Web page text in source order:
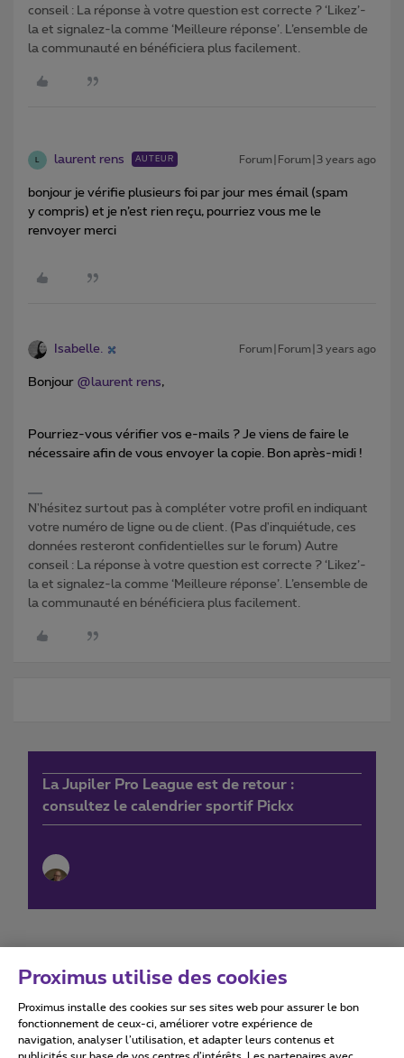
conseil : La réponse à votre question est correcte ? ‘Likez’-
la et signalez-la comme ‘Meilleure réponse’. L’ensemble de
la communauté en bénéficiera plus facilement.
laurent rens AUTEUR Forum|Forum|3 years ago
bonjour je vérifie plusieurs foi par jour mes émail (spam
y compris) et je n’est rien reçu, pourriez vous me le
renvoyer merci
Isabelle. Forum|Forum|3 years ago
Bonjour @laurent rens,
Pourriez-vous vérifier vos e-mails ? Je viens de faire le
nécessaire afin de vous envoyer la copie. Bon après-midi !
N'hésitez surtout pas à compléter votre profil en indiquant
votre numéro de ligne ou de client. (Pas d'inquiétude, ces
données resteront confidentielles sur le forum) Autre
conseil : La réponse à votre question est correcte ? ‘Likez’-
la et signalez-la comme ‘Meilleure réponse’. L’ensemble de
la communauté en bénéficiera plus facilement.
La Jupiler Pro League est de retour :
consultez le calendrier sportif Pickx
Conditions d'utilisation Accessibility statement
Proximus utilise des cookies
Proximus installe des cookies sur ses sites web pour assurer le bon
fonctionnement de ceux-ci, améliorer votre expérience de
navigation, analyser l’utilisation, et adapter leurs contenus et